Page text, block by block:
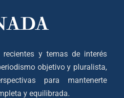
recientes y temas de interés
objetivo y pluralista,
para mantenerte
y equilibrada.